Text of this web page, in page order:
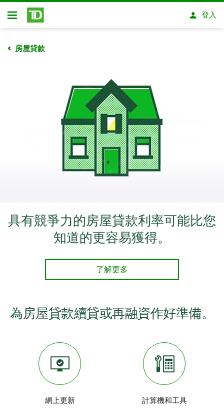
略過進入主要內容
開放式房屋貸款
登入
房屋貸款​​​​​​​
具有競爭力的房屋貸款利率可能比您
知道的更容易獲得。
了解更多
為房屋貸款續貸或再融資作好準備。
網上更新 計算機和工具